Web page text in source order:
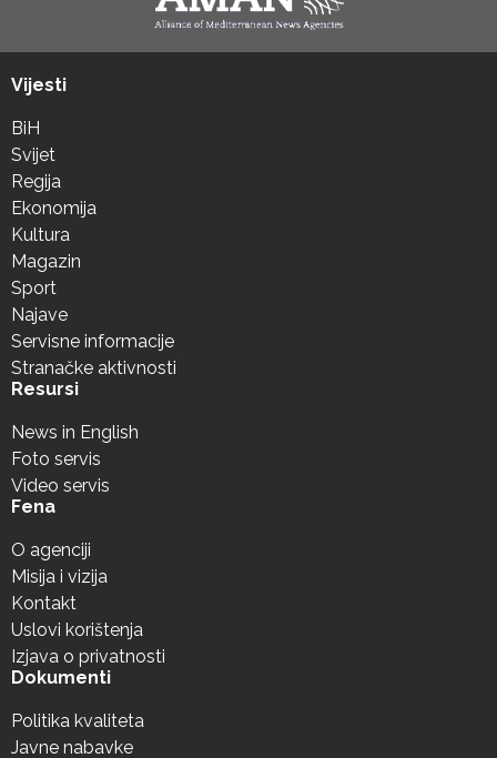
Vijesti
BiH
Svijet
Regija
Ekonomija
Kultura
Magazin
Sport
Najave
Servisne informacije
Stranačke aktivnosti
Resursi
News in English
Foto servis
Video servis
Fena
O agenciji
Misija i vizija
Kontakt
Uslovi korištenja
Izjava o privatnosti
Dokumenti
Politika kvaliteta
Javne nabavke